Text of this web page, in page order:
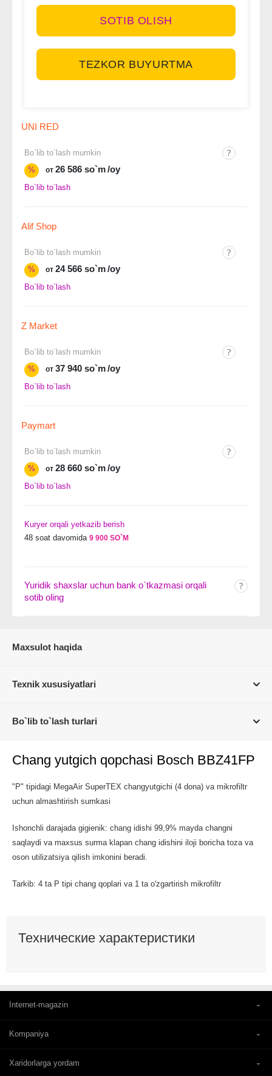
SOTIB OLISH
TEZKOR BUYURTMA
UNI RED
Bo`lib to`lash mumkin
%
от 26 586 so`m/oy
Bo`lib to`lash
Alif Shop
Bo`lib to`lash mumkin
%
от 24 566 so`m/oy
Bo`lib to`lash
Z Market
Bo`lib to`lash mumkin
%
от 37 940 so`m/oy
Bo`lib to`lash
Paymart
Bo`lib to`lash mumkin
%
от 28 660 so`m/oy
Bo`lib to`lash
Kuryer orqali yetkazib berish
48 soat davomida 9 900 SO`M
Yuridik shaxslar uchun bank o`tkazmasi orqali
sotib oling
Maxsulot haqida
Texnik xususiyatlari
Bo`lib to`lash turlari
Chang yutgich qopchasi Bosch BBZ41FP
"P" tipidagi MegaAir SuperTEX changyutgichi (4 dona) va mikrofiltr
uchun almashtirish sumkasi
Ishonchli darajada gigienik: chang idishi 99,9% mayda changni
saqlaydi va maxsus surma klapan chang idishini iloji boricha toza va
oson utilizatsiya qilish imkonini beradi.
Tarkib: 4 ta P tipi chang qoplari va 1 ta o'zgartirish mikrofiltr
Технические характеристики
Internet-magazin
Kompaniya
Xaridorlarga yordam